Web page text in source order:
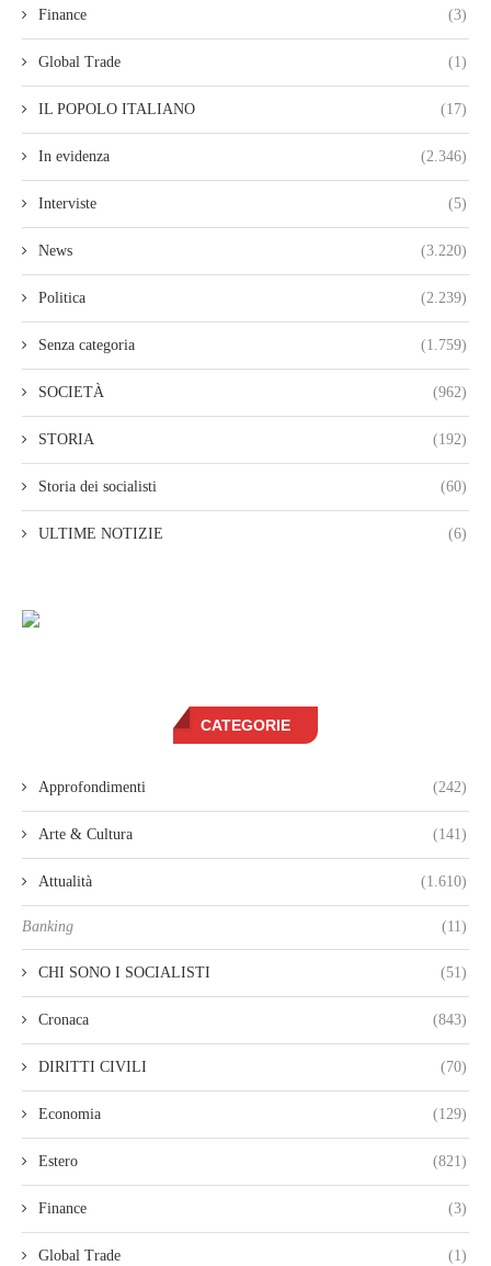
Finance (3)
Global Trade (1)
IL POPOLO ITALIANO (17)
In evidenza (2.346)
Interviste (5)
News (3.220)
Politica (2.239)
Senza categoria (1.759)
SOCIETÀ (962)
STORIA (192)
Storia dei socialisti (60)
ULTIME NOTIZIE (6)
CATEGORIE
Approfondimenti (242)
Arte & Cultura (141)
Attualità (1.610)
Banking (11)
CHI SONO I SOCIALISTI (51)
Cronaca (843)
DIRITTI CIVILI (70)
Economia (129)
Estero (821)
Finance (3)
Global Trade (1)